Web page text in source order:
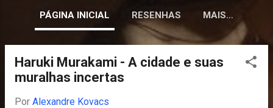
PÁGINA INICIAL RESENHAS MAIS…
Haruki Murakami - A cidade e suas
muralhas incertas
Por Alexandre Kovacs